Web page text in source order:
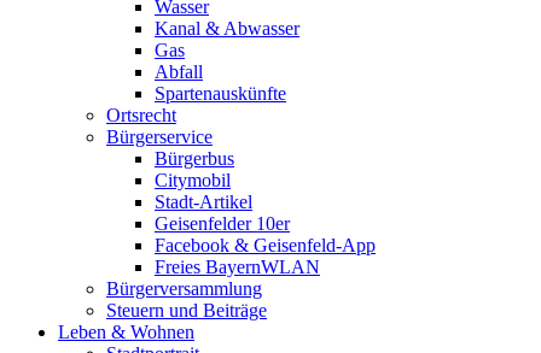
Wasser
Kanal & Abwasser
Gas
Abfall
Spartenauskünfte
Ortsrecht
Bürgerservice
Bürgerbus
Citymobil
Stadt-Artikel
Geisenfelder 10er
Facebook & Geisenfeld-App
Freies BayernWLAN
Bürgerversammlung
Steuern und Beiträge
Leben & Wohnen